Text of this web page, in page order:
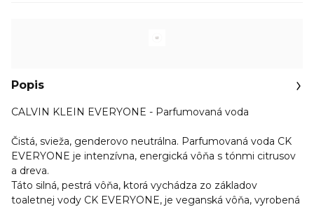
Popis
CALVIN KLEIN EVERYONE - Parfumovaná voda
Čistá, svieža, genderovo neutrálna. Parfumovaná voda CK
EVERYONE je intenzívna, energická vôňa s tónmi citrusov
a dreva.
Táto silná, pestrá vôňa, ktorá vychádza zo základov
toaletnej vody CK EVERYONE, je veganská vôňa, vyrobená